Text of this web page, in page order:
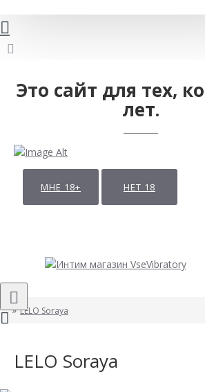
Это сайт для тех,
лет.
МНЕ 18+ НЕТ 18
LELO Soraya
LELO Soraya